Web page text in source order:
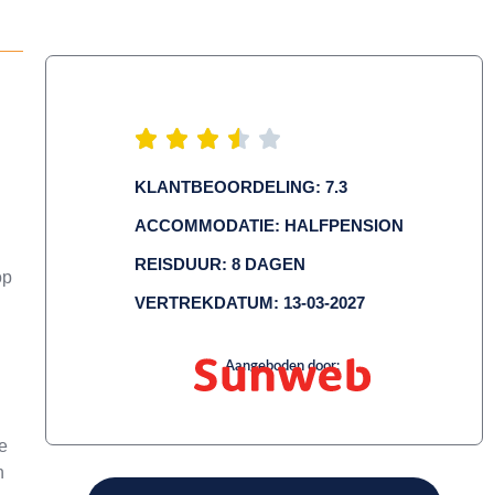
KLANTBEOORDELING: 7.3
ACCOMMODATIE: HALFPENSION
REISDUUR: 8 DAGEN
VERTREKDATUM: 13-03-2027
Aangeboden door: